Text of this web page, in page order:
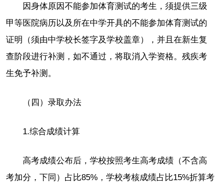
因身体原因不能参加体育测试的考生，须提供三级
甲等医院病历以及所在中学开具的不能参加体育测试的
证明（须由中学校长签字及学校盖章），并且在新生复
查阶段进行补测，如不通过，将取消入学资格。残疾考
生免予补测。
（四）录取办法
1.综合成绩计算
高考成绩公布后，学校按照考生高考成绩（不含高
考加分，下同）占比85%，学校考核成绩占比15%折算考